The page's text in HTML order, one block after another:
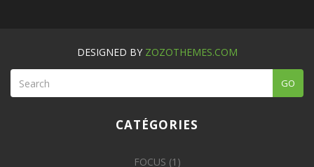
DESIGNED BY ZOZOTHEMES.COM
GO
CATÉGORIES
FOCUS (1)